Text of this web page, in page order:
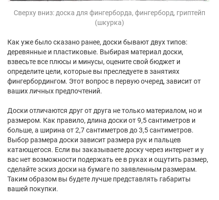
Сверху вниз: доска для фингерборда, фингерборд, гриптейп
(шкурка)
Как уже было сказано ранее, доски бывают двух типов:
деревянные и пластиковые. Выбирая материал доски,
взвесьте все плюсы и минусы, оцените свой бюджет и
определите цели, которые вы преследуете в занятиях
фингербордингом. Этот вопрос в первую очеред, зависит от
ваших личных предпочтений.
Доски отличаются друг от друга не только материалом, но и
размером. Как правило, длина доски от 9,5 сантиметров и
больше, а ширина от 2,7 сантиметров до 3,5 сантиметров.
Выбор размера доски зависит размера рук и пальцев
катающегося. Если вы заказываете доску через интернет и у
вас нет возможности подержать ее в руках и ощутить размер,
сделайте эскиз доски на бумаге по заявленным размерам.
Таким образом вы будете лучше представлять габариты
вашей покупки.